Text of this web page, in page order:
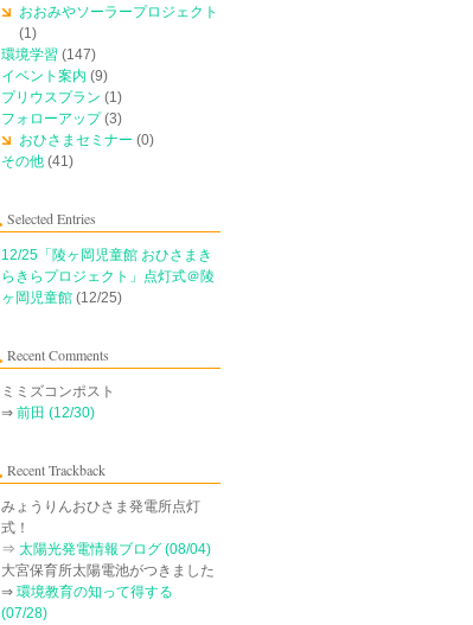
おおみやソーラープロジェクト
(1)
環境学習 (147)
イベント案内 (9)
プリウスプラン (1)
フォローアップ(3)
おひさまセミナー (0)
その他 (41)
Selected Entries
12/25「陵ヶ岡児童館 おひさまき
らきらプロジェクト」点灯式＠陵
ヶ岡児童館 (12/25)
Recent Comments
ミミズコンポスト
⇒ 前田 (12/30)
Recent Trackback
みょうりんおひさま発電所点灯
式！
⇒ 太陽光発電情報ブログ (08/04)
大宮保育所太陽電池がつきました
⇒ 環境教育の知って得する
(07/28)